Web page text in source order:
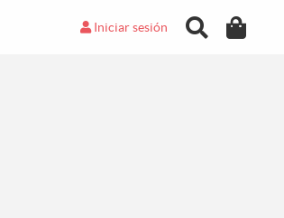
Iniciar sesión